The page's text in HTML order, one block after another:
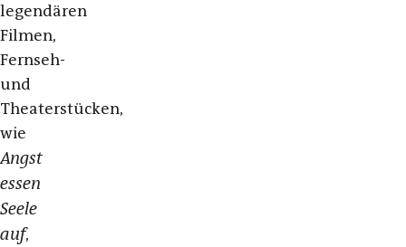
legendären
Filmen,
Fernseh-
und
Theaterstücken,
wie
Angst
essen
Seele
auf,